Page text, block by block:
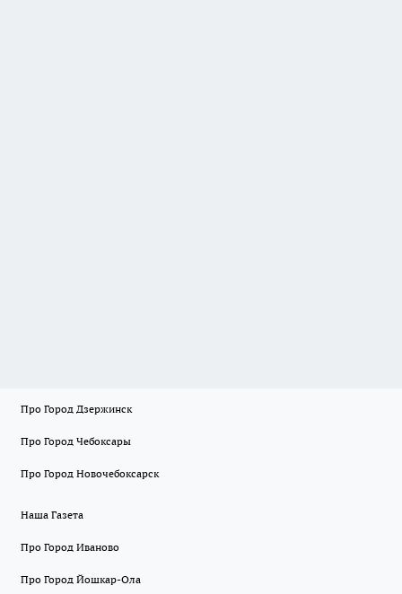
Про Город Дзержинск
Про Город Чебоксары
Про Город Новочебоксарск
Наша Газета
Про Город Иваново
Про Город Йошкар-Ола